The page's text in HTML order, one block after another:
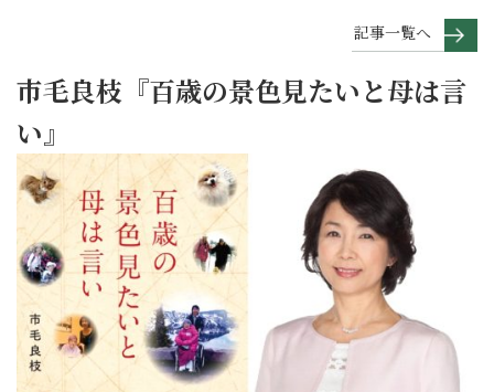
記事一覧へ
市毛良枝『百歳の景色見たいと母は言
い』